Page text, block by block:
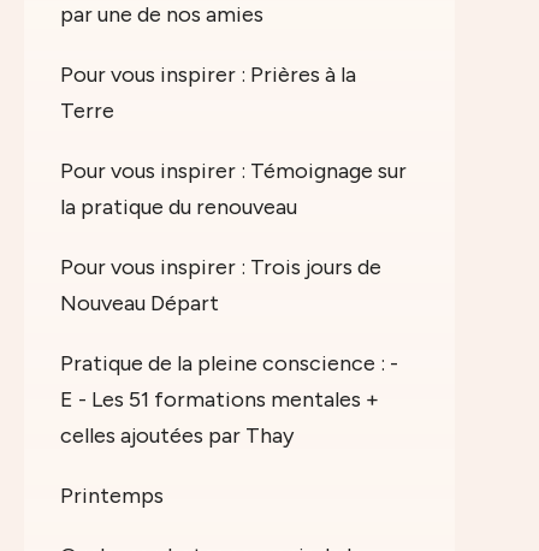
par une de nos amies
Pour vous inspirer : Prières à la
Terre
Pour vous inspirer : Témoignage sur
la pratique du renouveau
Pour vous inspirer : Trois jours de
Nouveau Départ
Pratique de la pleine conscience : -
E - Les 51 formations mentales +
celles ajoutées par Thay
Printemps